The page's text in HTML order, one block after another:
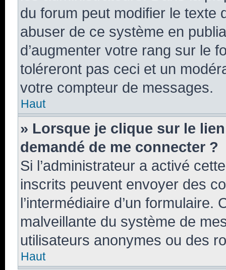
du forum peut modifier le texte
abuser de ce système en
d’augmenter votre rang sur le
toléreront pas ceci et un
votre compteur de messages.
Haut
» Lorsque je clique sur le
demandé de me connecter ?
Si l’administrateur a activé
inscrits peuvent envoyer des
l’intermédiaire d’un
malveillante du système de
utilisateurs anonymes ou des
Haut